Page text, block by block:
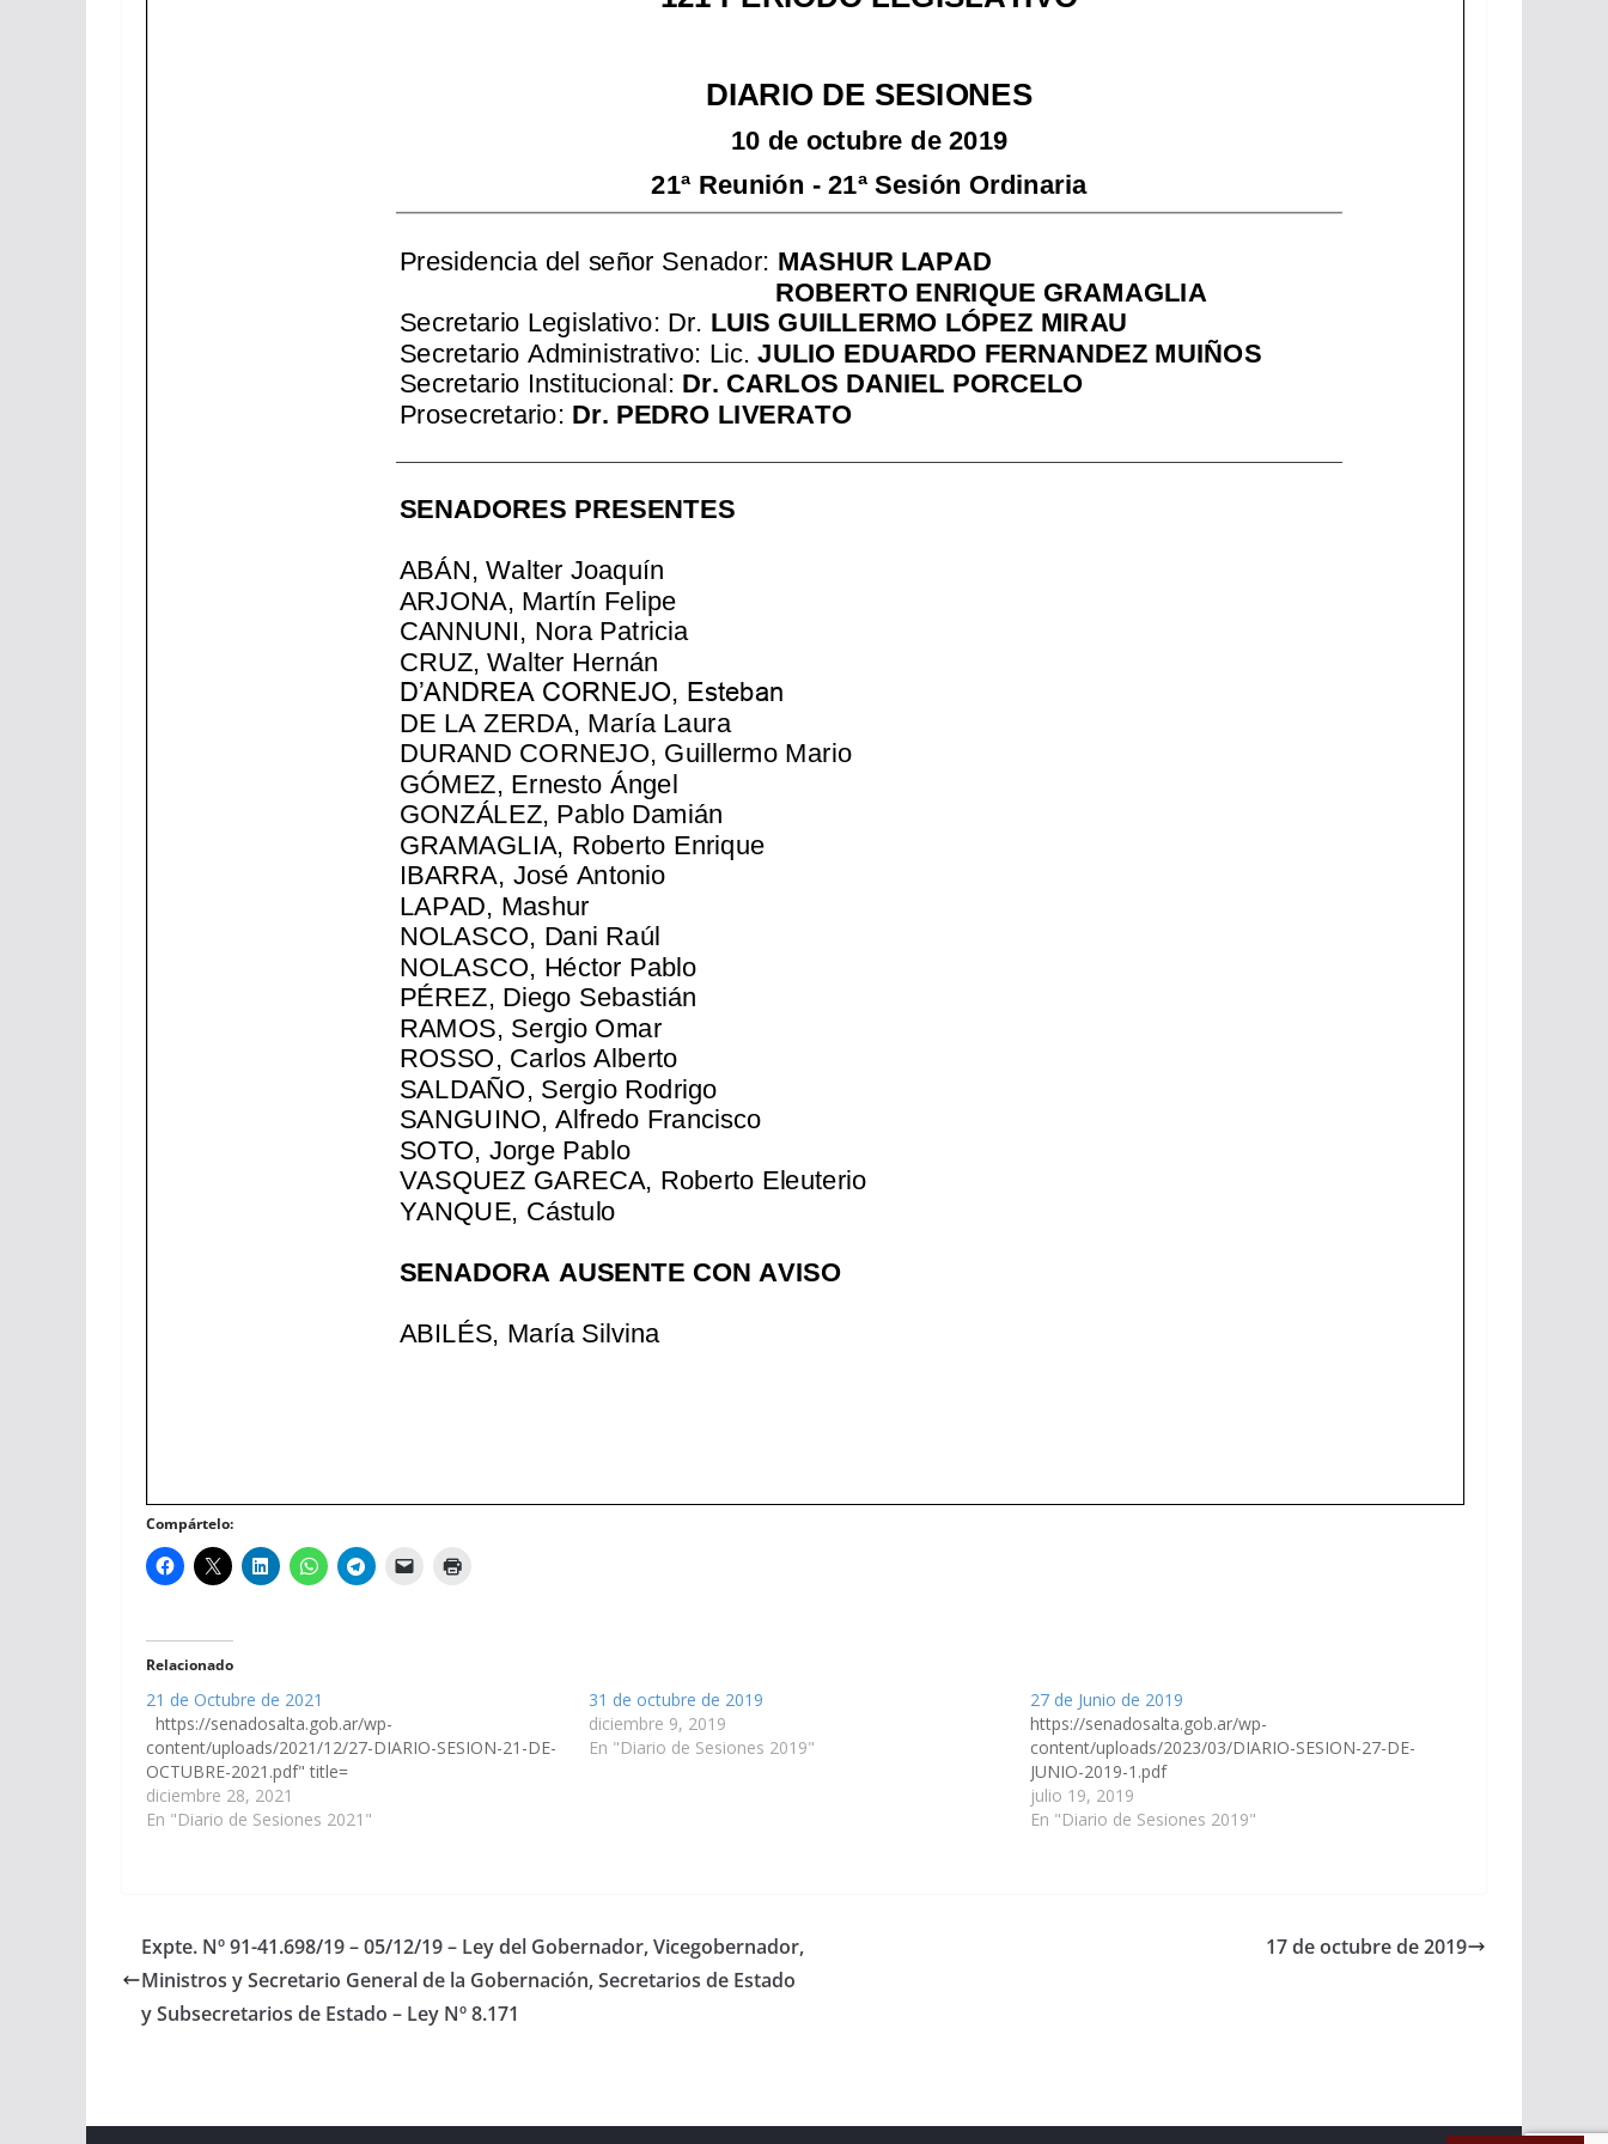
Compártelo:
Relacionado
21 de Octubre de 2021
https://senadosalta.gob.ar/wp-
content/uploads/2021/12/27-DIARIO-SESION-21-DE-
OCTUBRE-2021.pdf" title=
diciembre 28, 2021
En "Diario de Sesiones 2021"
31 de octubre de 2019
diciembre 9, 2019
En "Diario de Sesiones 2019"
27 de Junio de 2019
https://senadosalta.gob.ar/wp-
content/uploads/2023/03/DIARIO-SESION-27-DE-
JUNIO-2019-1.pdf
julio 19, 2019
En "Diario de Sesiones 2019"
Expte. Nº 91-41.698/19 – 05/12/19 – Ley del Gobernador, Vicegobernador,
Ministros y Secretario General de la Gobernación, Secretarios de Estado
y Subsecretarios de Estado – Ley Nº 8.171
17 de octubre de 2019